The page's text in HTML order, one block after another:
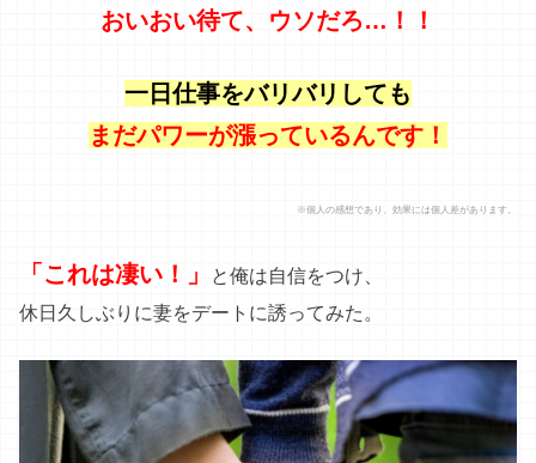
休日久しぶりに妻をデートに誘ってみた。
「いつも休日は疲れて寝てるのに珍しいわね」